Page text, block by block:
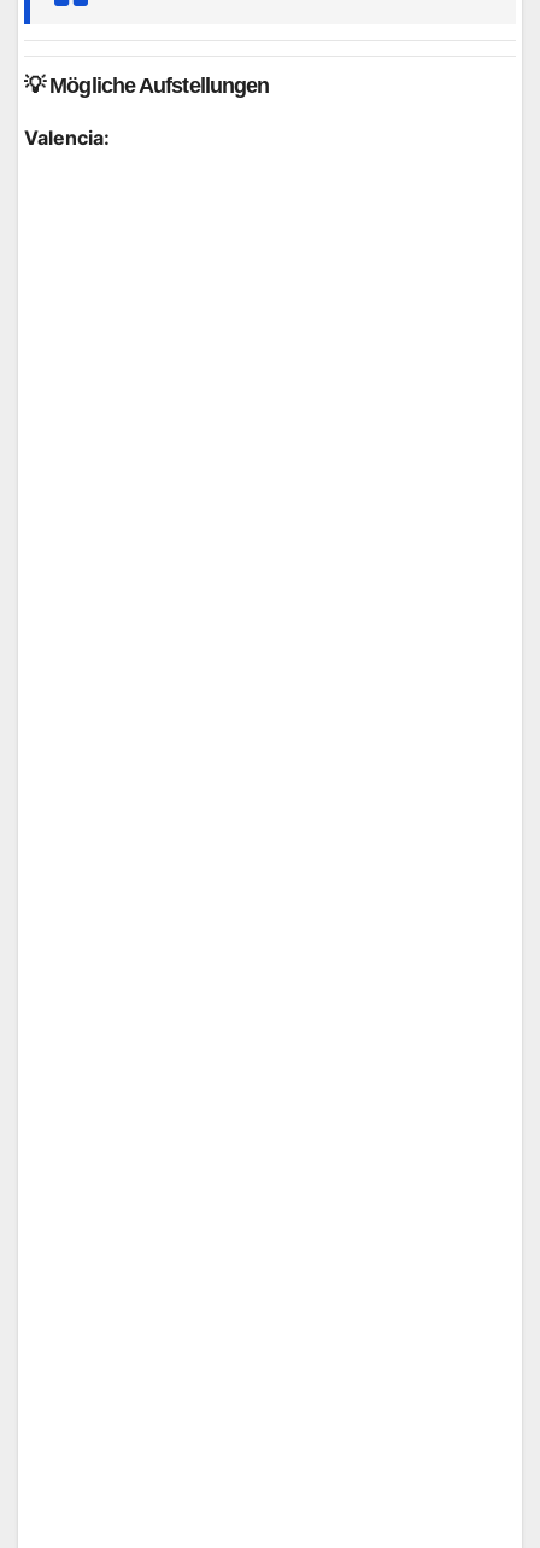
💡 Mögliche Aufstellungen
Valencia: